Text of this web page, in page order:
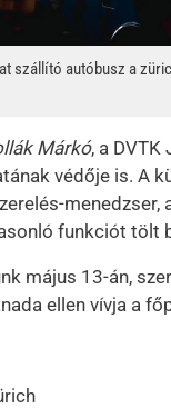
szállító autóbusz a
Márkó, a DVTK
védője is. A
menedzser,
funkciót tölt
május 13-án,
ellen vívja a